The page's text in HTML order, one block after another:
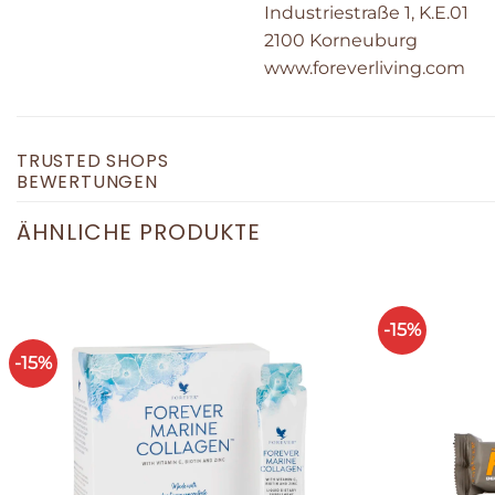
Industriestraße 1, K.E.01
2100 Korneuburg
www.foreverliving.com
TRUSTED SHOPS
BEWERTUNGEN
ÄHNLICHE PRODUKTE
-15%
-15%